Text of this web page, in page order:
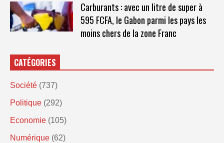
Carburants : avec un litre de super à
595 FCFA, le Gabon parmi les pays les
moins chers de la zone Franc
CATÉGORIES
Société (737)
Politique (292)
Economie (105)
Numérique (62)